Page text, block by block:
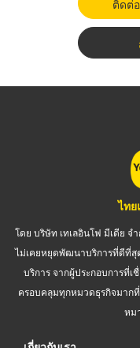
ติดต่
ไทย
โดย บริษัท เทเลอินโฟ มีเดีย จ
ไม่เคยหยุดพัฒนาบริการที่ดีที่สุ
บริการ จากผู้ประกอบการที่
ครอบคลุมทุกหมวดธุรกิจมาก
หม